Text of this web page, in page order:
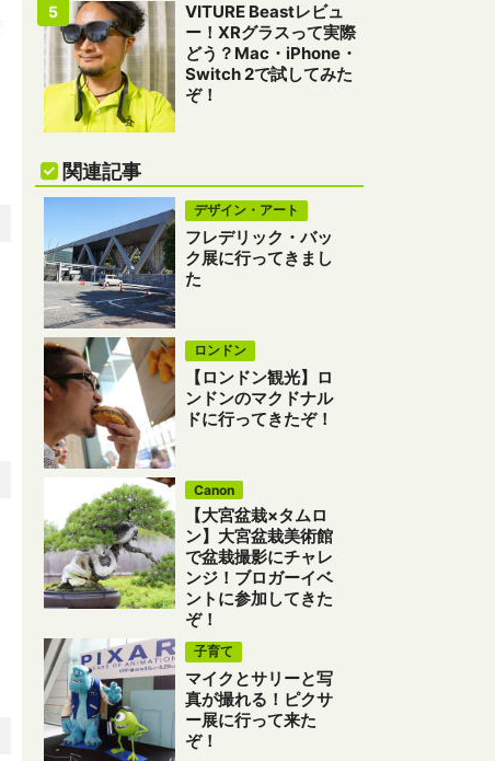
VITURE Beastレビュ
ー！XRグラスって実際
どう？Mac・iPhone・
Switch 2で試してみた
ぞ！
関連記事
デザイン・アート
フレデリック・バッ
ク展に行ってきまし
た
ロンドン
【ロンドン観光】ロ
ンドンのマクドナル
ドに行ってきたぞ！
Canon
【大宮盆栽×タムロ
ン】大宮盆栽美術館
で盆栽撮影にチャレ
ンジ！ブロガーイベ
ントに参加してきた
ぞ！
子育て
マイクとサリーと写
真が撮れる！ピクサ
ー展に行って来た
ぞ！